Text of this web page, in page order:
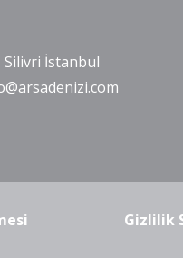
Silivri İstanbul
Gizlilik